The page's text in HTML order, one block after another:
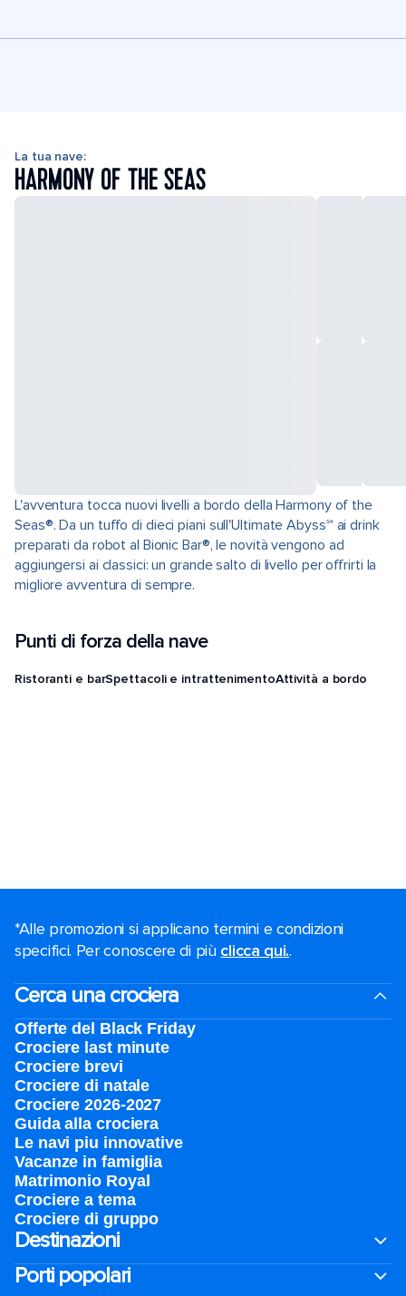
La tua nave:
HARMONY OF THE SEAS
L'avventura tocca nuovi livelli a bordo della Harmony of the
Seas®. Da un tuffo di dieci piani sull'Ultimate Abyss℠ ai drink
preparati da robot al Bionic Bar®, le novità vengono ad
aggiungersi ai classici: un grande salto di livello per offrirti la
migliore avventura di sempre.
Punti di forza della nave
Ristoranti e barSpettacoli e intrattenimentoAttività a bordo
*Alle promozioni si applicano termini e condizioni
specifici. Per conoscere di più clicca qui..
Cerca una crociera
Offerte del Black Friday
Crociere last minute
Crociere brevi​
Crociere di natale​
Crociere 2026-2027
Guida alla crociera
Le navi piu innovative
Vacanze in famiglia
Matrimonio Royal
Crociere a tema
Crociere di gruppo
Destinazioni
Porti popolari